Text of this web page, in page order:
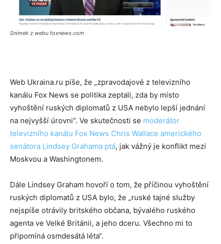
Snímek z webu foxnews.com
Web Ukraina.ru píše, že „zpravodajové z televizního
kanálu Fox News se politika zeptali, zda by místo
vyhoštění ruských diplomatů z USA nebylo lepší jednání
na nejvyšší úrovni“. Ve skutečnosti se moderátor
televizního kanálu Fox News Chris Wallace amerického
senátora Lindsey Grahama ptá, jak vážný je konflikt mezi
Moskvou a Washingtonem.
Dále Lindsey Graham hovoří o tom, že příčinou vyhoštění
ruských diplomatů z USA bylo, že „ruské tajné služby
nejspíše otrávily britského občana, bývalého ruského
agenta ve Velké Británii, a jeho dceru. Všechno mi to
připomíná osmdesátá léta“.